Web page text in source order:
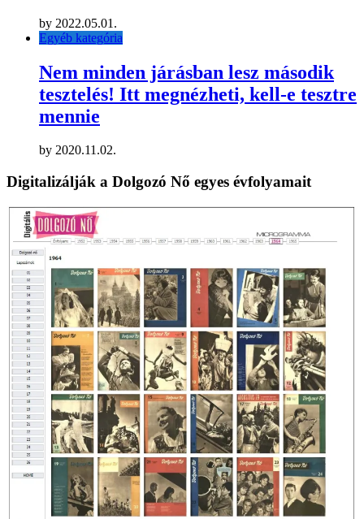
by 2022.05.01.
Egyéb kategória
Nem minden járásban lesz második
tesztelés! Itt megnézheti, kell-e tesztre
mennie
by 2020.11.02.
Digitalizálják a Dolgozó Nő egyes évfolyamait